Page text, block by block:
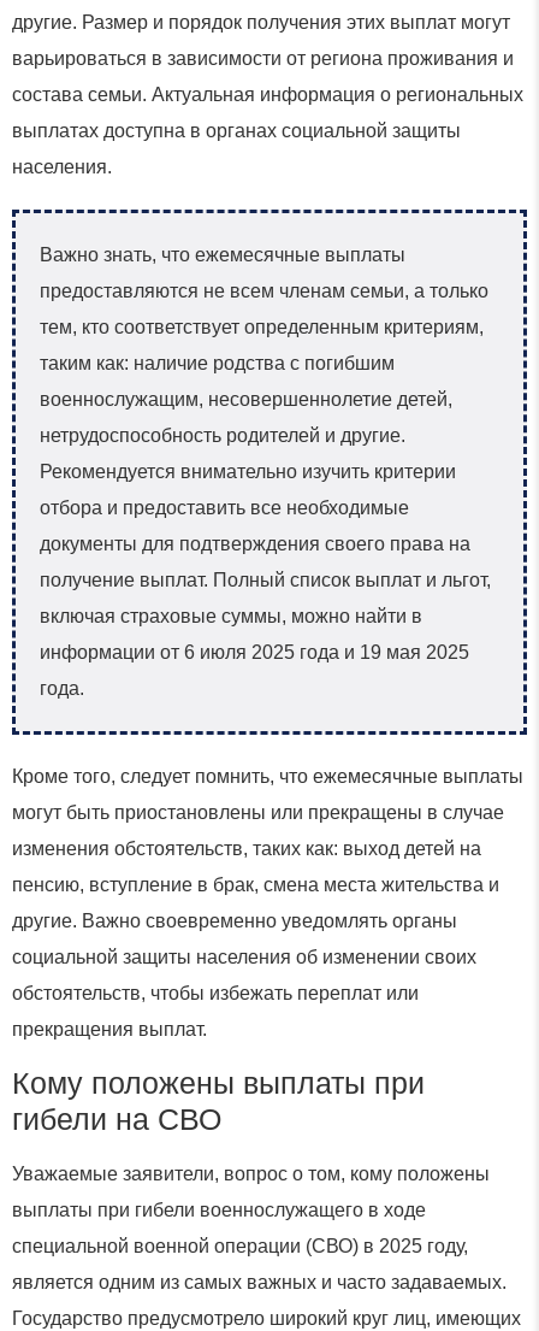
другие. Размер и порядок получения этих выплат могут
варьироваться в зависимости от региона проживания и
состава семьи. Актуальная информация о региональных
выплатах доступна в органах социальной защиты
населения.
Важно знать, что ежемесячные выплаты
предоставляются не всем членам семьи, а только
тем, кто соответствует определенным критериям,
таким как: наличие родства с погибшим
военнослужащим, несовершеннолетие детей,
нетрудоспособность родителей и другие.
Рекомендуется внимательно изучить критерии
отбора и предоставить все необходимые
документы для подтверждения своего права на
получение выплат. Полный список выплат и льгот,
включая страховые суммы, можно найти в
информации от 6 июля 2025 года и 19 мая 2025
года.
Кроме того, следует помнить, что ежемесячные выплаты
могут быть приостановлены или прекращены в случае
изменения обстоятельств, таких как: выход детей на
пенсию, вступление в брак, смена места жительства и
другие. Важно своевременно уведомлять органы
социальной защиты населения об изменении своих
обстоятельств, чтобы избежать переплат или
прекращения выплат.
Кому положены выплаты при
гибели на СВО
Уважаемые заявители, вопрос о том, кому положены
выплаты при гибели военнослужащего в ходе
специальной военной операции (СВО) в 2025 году,
является одним из самых важных и часто задаваемых.
Государство предусмотрело широкий круг лиц, имеющих